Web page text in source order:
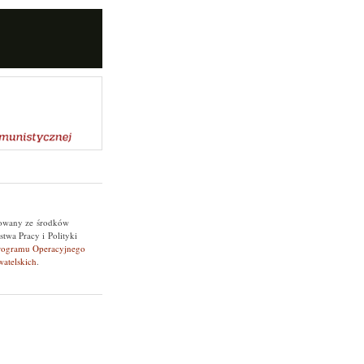
ze środków
Pracy i Polityki
Operacyjnego
.